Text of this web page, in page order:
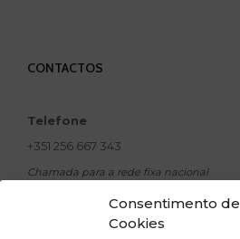
Consentimento de
Cookies
CONTACTOS
Telefone
+351 256 667 343
Chamada para a rede fixa nacional
geral@xavicosmeticos.com